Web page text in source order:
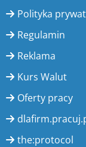
Polityka
Regulamin
Reklama
Kurs Walut
Oferty pracy
the:protocol